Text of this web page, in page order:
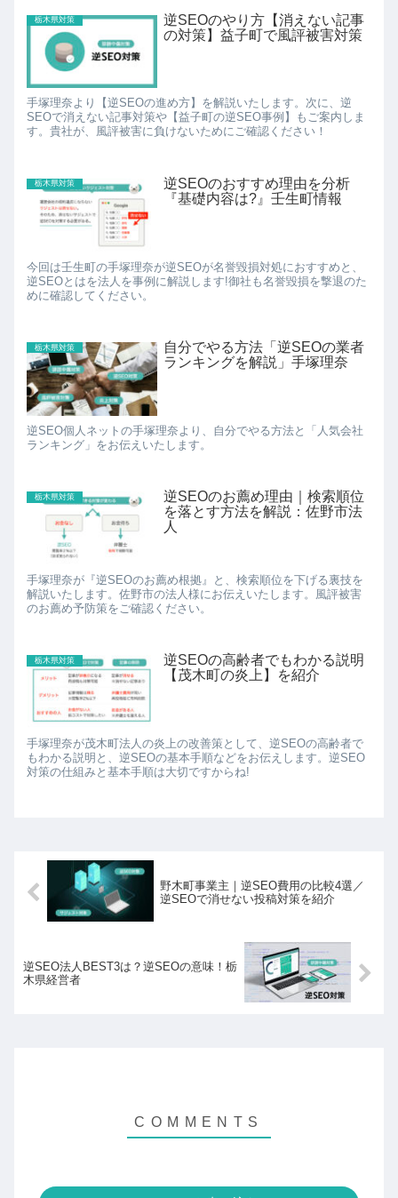
栃木県対策
逆SEOのやり方【消えない記事
の対策】益子町で風評被害対策
手塚理奈より【逆SEOの進め方】を解説いたします。次に、逆
SEOで消えない記事対策や【益子町の逆SEO事例】もご案内しま
す。貴社が、風評被害に負けないためにご確認ください！
栃木県対策
逆SEOのおすすめ理由を分析
『基礎内容は?』壬生町情報
今回は壬生町の手塚理奈が逆SEOが名誉毀損対処におすすめと、
逆SEOとはを法人を事例に解説します!御社も名誉毀損を撃退のた
めに確認してください。
栃木県対策
自分でやる方法「逆SEOの業者
ランキングを解説」手塚理奈
逆SEO個人ネットの手塚理奈より、自分でやる方法と「人気会社
ランキング」をお伝えいたします。
栃木県対策
逆SEOのお薦め理由｜検索順位
を落とす方法を解説：佐野市法
人
手塚理奈が『逆SEOのお薦め根拠』と、検索順位を下げる裏技を
解説いたします。佐野市の法人様にお伝えいたします。風評被害
のお薦め予防策をご確認ください。
栃木県対策
逆SEOの高齢者でもわかる説明
【茂木町の炎上】を紹介
手塚理奈が茂木町法人の炎上の改善策として、逆SEOの高齢者で
もわかる説明と、逆SEOの基本手順などをお伝えします。逆SEO
対策の仕組みと基本手順は大切ですからね!
野木町事業主｜逆SEO費用の比較4選／
逆SEOで消せない投稿対策を紹介
逆SEO法人BEST3は？逆SEOの意味！栃
木県経営者